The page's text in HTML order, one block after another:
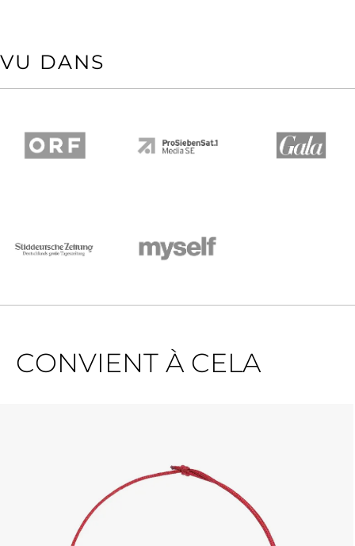
VU DANS
CONVIENT À CELA